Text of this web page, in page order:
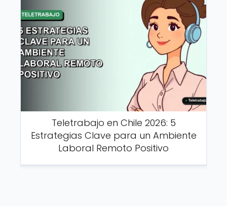
Teletrabajo en Chile 2026: 5
Estrategias Clave para un Ambiente
Laboral Remoto Positivo